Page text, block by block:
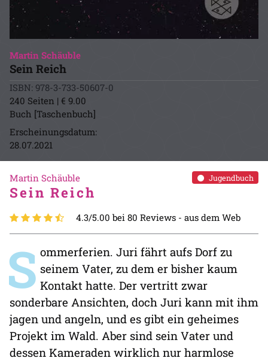
Martin Schäuble
Sein Reich
ISBN: 978-3-733-50607-0
240 Seiten | € 9.00
Buch [Taschenbuch]
Erscheinungsdatum:
28.07.2021
Jugendbuch
Martin Schäuble
Sein Reich
4.3/5.00 bei 80 Reviews - aus dem Web
S ommerferien. Juri fährt aufs Dorf zu
seinem Vater, zu dem er bisher kaum
Kontakt hatte. Der vertritt zwar
sonderbare Ansichten, doch Juri kann mit ihm
jagen und angeln, und es gibt ein geheimes
Projekt im Wald. Aber sind sein Vater und
dessen Kameraden wirklich nur harmlose